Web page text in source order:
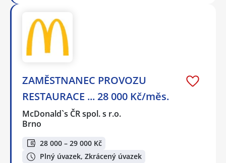
ZAMĚSTNANEC PROVOZU
RESTAURACE ... 28 000 Kč/měs.
McDonald`s ČR spol. s r.o.
Brno
28 000 – 29 000 Kč
Plný úvazek, Zkrácený úvazek